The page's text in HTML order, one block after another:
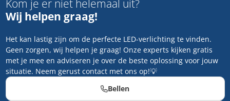
Kom je er niet helemaal uit?
Wij helpen graag!
Het kan lastig zijn om de perfecte LED-verlichting te vinden.
Geen zorgen, wij helpen je graag! Onze experts kijken gratis
met je mee en adviseren je over de beste oplossing voor jouw
situatie. Neem gerust contact met ons op!💡
Bellen